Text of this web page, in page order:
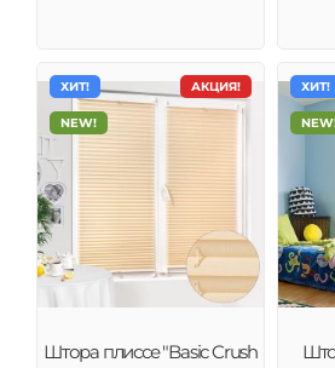
АКЦИЯ!
ХИТ!
NEW!
Штора плиссе "Basic Crush
ХИТ!